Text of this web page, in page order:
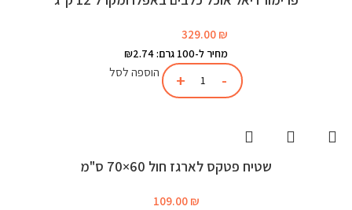
329.00 ₪
מחיר ל-100 גרם: ₪2.74
הוספה לסל
שטיח פטקס לארגז חול 60×70 ס"מ
109.00 ₪